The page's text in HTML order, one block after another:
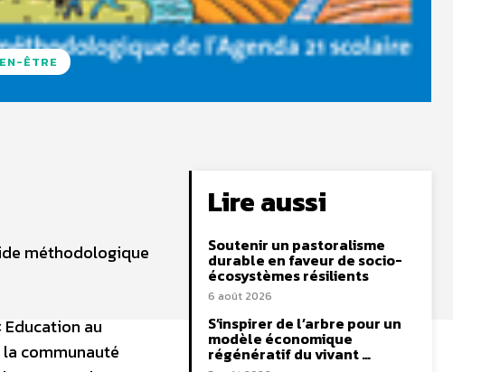
ÊTRE
méthodologique
au
communauté
Lire aussi
Soutenir un pastoralisme
durable en faveur de socio-
écosystèmes résilients
6 août 2026
S’inspirer de l’arbre pour un
modèle économique
régénératif du vivant …